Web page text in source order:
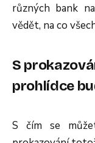
různých bank
vědět, na co
S
prohlídce
S čím se